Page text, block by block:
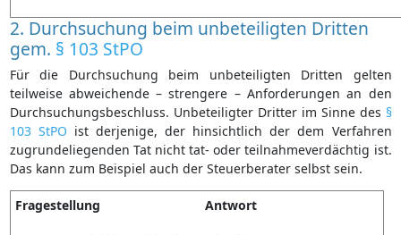
2. Durchsuchung beim unbeteiligten Dritten
gem. § 103 StPO
Für die Durchsuchung beim unbeteiligten Dritten gelten
teilweise abweichende – strengere – Anforderungen an den
Durchsuchungsbeschluss. Unbeteiligter Dritter im Sinne des §
103 StPO ist derjenige, der hinsichtlich der dem Verfahren
zugrundeliegenden Tat nicht tat- oder teilnahmeverdächtig ist.
Das kann zum Beispiel auch der Steuerberater selbst sein.
Fragestellung Antwort